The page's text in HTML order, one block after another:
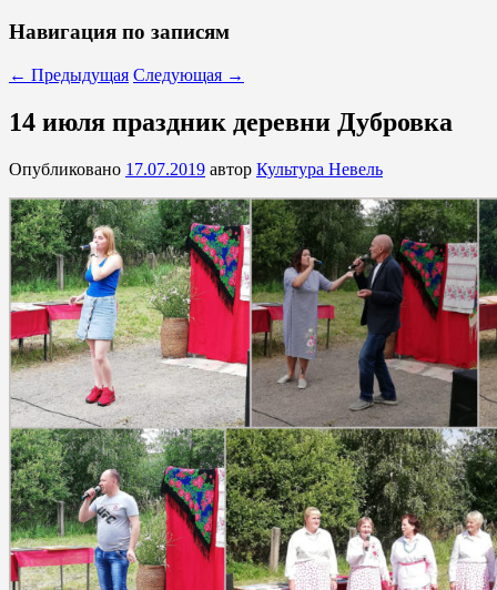
Навигация по записям
← Предыдущая Следующая →
14 июля праздник деревни Дубровка
Опубликовано 17.07.2019 автор Культура Невель